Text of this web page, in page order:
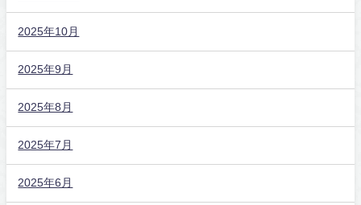
2025年10月
2025年9月
2025年8月
2025年7月
2025年6月